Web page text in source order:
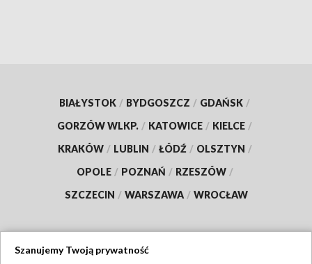
BIAŁYSTOK / BYDGOSZCZ / GDAŃSK /
GORZÓW WLKP. / KATOWICE / KIELCE /
KRAKÓW / LUBLIN / ŁÓDŹ / OLSZTYN /
OPOLE / POZNAŃ / RZESZÓW /
SZCZECIN / WARSZAWA / WROCŁAW
Szanujemy Twoją prywatność